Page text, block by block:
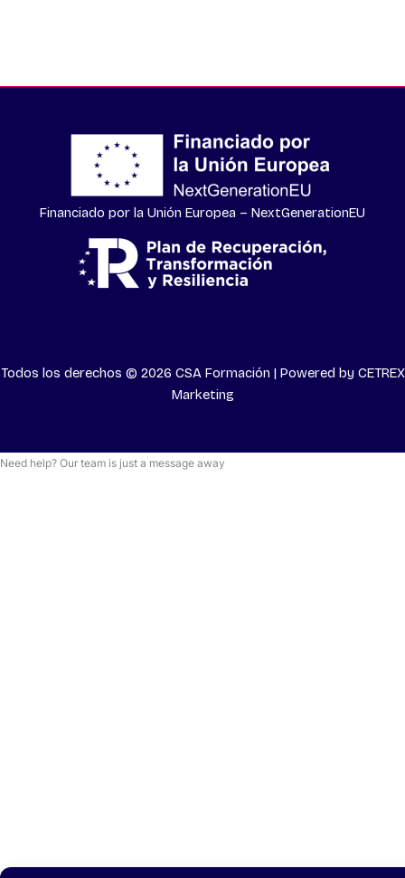
Financiado por la Unión Europea – NextGenerationEU
Todos los derechos © 2026 CSA Formación | Powered by CETREX
Marketing
Need help? Our team is just a message away